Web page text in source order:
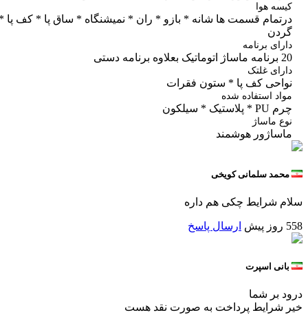
هوا
قسمت ها شانه * بازو * ران * نمیشنگاه * ساق پا * کف پا *
برنامه
غلتک
کف پا * ستون فقرات
استفاده شده
ماساژ
هوشمند
سلمانی کویخی
شرایط چکی هم داره
ارسال پاسخ
اسپرت
بر شما
پرداخت به صورت نقد هست